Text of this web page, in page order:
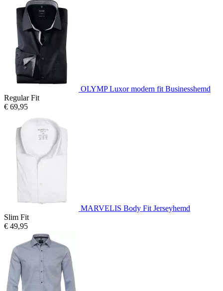
OLYMP Luxor modern fit Businesshemd
Regular Fit
€ 69,95
MARVELIS Body Fit Jerseyhemd
Slim Fit
€ 49,95